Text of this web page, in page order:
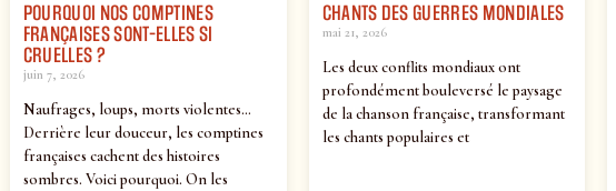
POURQUOI NOS COMPTINES
FRANÇAISES SONT-ELLES SI
CRUELLES ?
juin 7, 2026
Naufrages, loups, morts violentes…
Derrière leur douceur, les comptines
françaises cachent des histoires
sombres. Voici pourquoi. On les
CHANTS DES GUERRES MONDIALES
mai 21, 2026
Les deux conflits mondiaux ont
profondément bouleversé le paysage
de la chanson française, transformant
les chants populaires et